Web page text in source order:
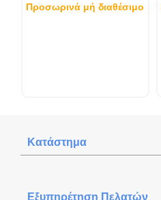
Προσωρινά μή διαθέσιμο
Κατάστημα
Εξυπηρέτηση Πελατών